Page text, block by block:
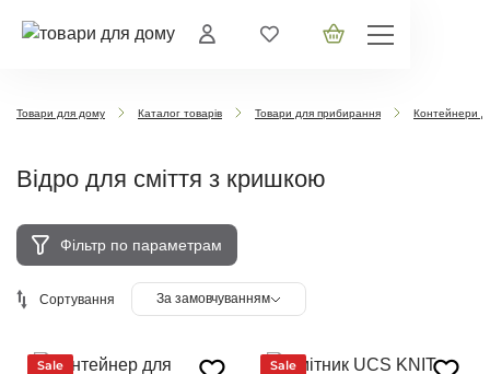
Товари для дому Каталог товарів Товари для прибирання Контейнери
Відро для сміття з кришкою
Фільтр по параметрам
Сортування За замовчуванням
Sale Sale